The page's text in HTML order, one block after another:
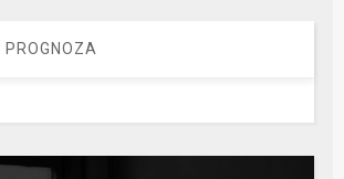
PROGNOZA